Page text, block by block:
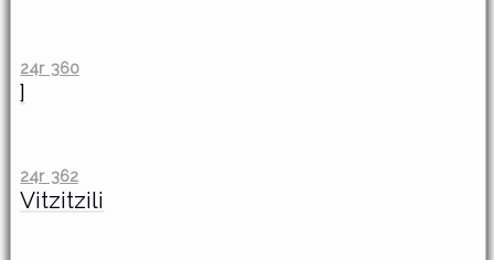
24r 360
]
24r 362
Vitzitzili